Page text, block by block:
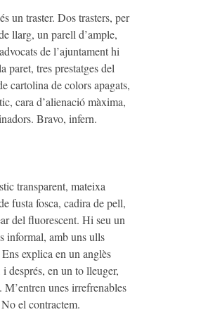
un traster. Dos trasters, per
llarg, un parell d’ample,
de l’ajuntament hi
paret, tres prestatges del
cartolina de colors apagats,
cara d’alienació màxima,
Bravo, infern.
transparent, mateixa
fusta fosca, cadira de pell,
del fluorescent. Hi seu un
informal, amb uns ulls
explica en un anglès
després, en un to lleuger,
unes irrefrenables
el contractem.